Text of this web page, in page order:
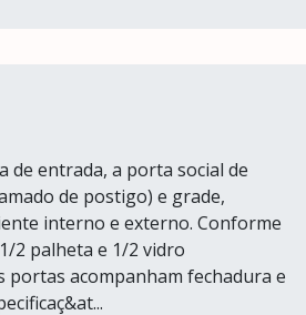
de entrada, a porta social de
de postigo) e grade,
interno e externo. Conforme
2 palheta e 1/2 vidro
portas acompanham fechadura e